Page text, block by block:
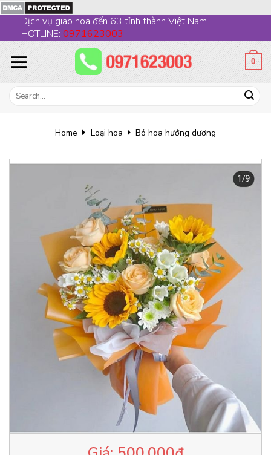
to
content
Dịch vụ giao hoa đến 63 tỉnh thành Việt Nam.
HOTLINE: 0971623003
0
Search
Home Loại hoa Bó hoa hướng dương